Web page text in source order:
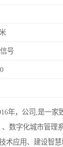
号
年，公司,是一家
、数字化城市管理
术应用、建设智